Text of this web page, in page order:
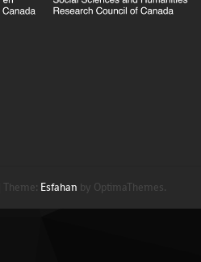
Theme: Esfahan by OptimaThemes.